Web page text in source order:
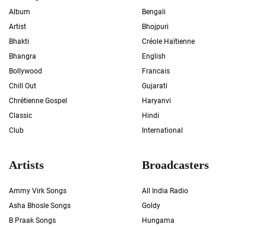
Album
Artist
Bhakti
Bhangra
Bollywood
Chill Out
Chrétienne Gospel
Classic
Club
Bengali
Bhojpuri
Créole Haïtienne
English
Francais
Gujarati
Haryanvi
Hindi
International
Artists
Ammy Virk Songs
Asha Bhosle Songs
B Praak Songs
Broadcasters
All India Radio
Goldy
Hungama